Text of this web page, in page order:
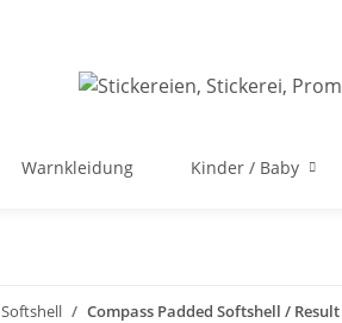
Warnkleidung Kinder / Baby
Softshell Compass Padded Softshell / Result